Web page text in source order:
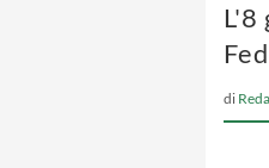
di